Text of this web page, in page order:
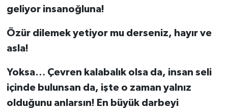
geliyor insanoğluna!
Özür dilemek yetiyor mu derseniz, hayır ve
asla!
Yoksa… Çevren kalabalık olsa da, insan seli
içinde bulunsan da, işte o zaman yalnız
olduğunu anlarsın! En büyük darbeyi